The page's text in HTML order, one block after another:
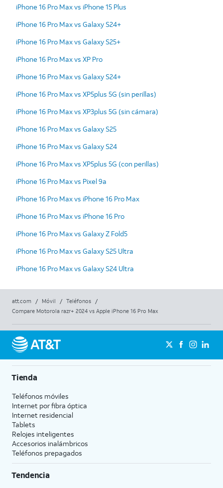
iPhone 16 Pro Max vs iPhone 15 Plus
iPhone 16 Pro Max vs Galaxy S24+
iPhone 16 Pro Max vs Galaxy S25+
iPhone 16 Pro Max vs XP Pro
iPhone 16 Pro Max vs Galaxy S24+
iPhone 16 Pro Max vs XP5plus 5G (sin perillas)
iPhone 16 Pro Max vs XP3plus 5G (sin cámara)
iPhone 16 Pro Max vs Galaxy S25
iPhone 16 Pro Max vs Galaxy S24
iPhone 16 Pro Max vs XP5plus 5G (con perillas)
iPhone 16 Pro Max vs Pixel 9a
iPhone 16 Pro Max vs iPhone 16 Pro Max
iPhone 16 Pro Max vs iPhone 16 Pro
iPhone 16 Pro Max vs Galaxy Z Fold5
iPhone 16 Pro Max vs Galaxy S25 Ultra
iPhone 16 Pro Max vs Galaxy S24 Ultra
att.com / Móvil / Teléfonos
/
Compare Motorola razr+ 2024 vs Apple iPhone 16 Pro Max
Tienda
Teléfonos móviles
Internet por fibra óptica
Internet residencial
Tablets
Relojes inteligentes
Accesorios inalámbricos
Teléfonos prepagados
Tendencia